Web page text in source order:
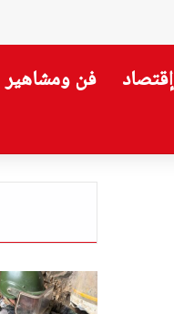
إقتصاد فن ومشاهير